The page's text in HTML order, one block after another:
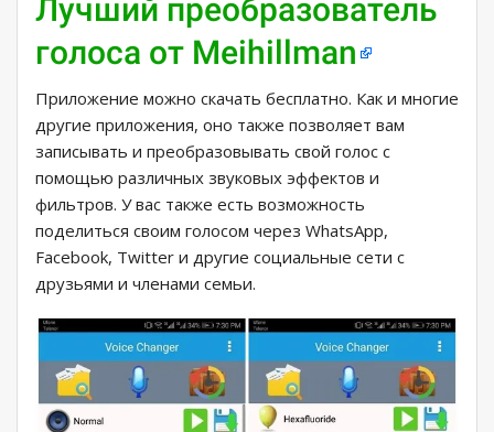
Лучший преобразователь
голоса от Meihillman
Приложение можно скачать бесплатно. Как и многие
другие приложения, оно также позволяет вам
записывать и преобразовывать свой голос с
помощью различных звуковых эффектов и
фильтров. У вас также есть возможность
поделиться своим голосом через WhatsApp,
Facebook, Twitter и другие социальные сети с
друзьями и членами семьи.